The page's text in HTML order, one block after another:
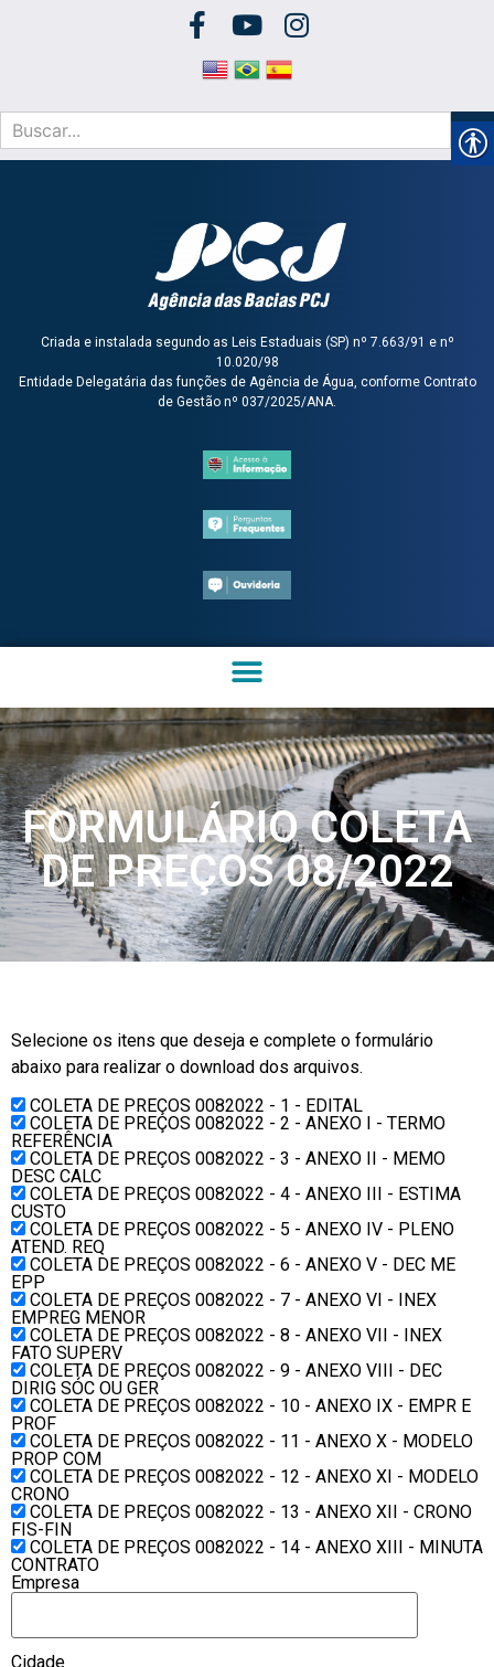
Criada e instalada segundo as Leis Estaduais (SP) nº 7.663/91 e nº
10.020/98
Entidade Delegatária das funções de Agência de Água, conforme Contrato
de Gestão nº 037/2025/ANA.
FORMULÁRIO COLETA
DE PREÇOS 08/2022
Selecione os itens que deseja e complete o formulário
abaixo para realizar o download dos arquivos.
COLETA DE PREÇOS 0082022 - 1 - EDITAL
COLETA DE PREÇOS 0082022 - 2 - ANEXO I - TERMO
REFERÊNCIA
COLETA DE PREÇOS 0082022 - 3 - ANEXO II - MEMO
DESC CALC
COLETA DE PREÇOS 0082022 - 4 - ANEXO III - ESTIMA
CUSTO
COLETA DE PREÇOS 0082022 - 5 - ANEXO IV - PLENO
ATEND. REQ
COLETA DE PREÇOS 0082022 - 6 - ANEXO V - DEC ME
EPP
COLETA DE PREÇOS 0082022 - 7 - ANEXO VI - INEX
EMPREG MENOR
COLETA DE PREÇOS 0082022 - 8 - ANEXO VII - INEX
FATO SUPERV
COLETA DE PREÇOS 0082022 - 9 - ANEXO VIII - DEC
DIRIG SÓC OU GER
COLETA DE PREÇOS 0082022 - 10 - ANEXO IX - EMPR E
PROF
COLETA DE PREÇOS 0082022 - 11 - ANEXO X - MODELO
PROP COM
COLETA DE PREÇOS 0082022 - 12 - ANEXO XI - MODELO
CRONO
COLETA DE PREÇOS 0082022 - 13 - ANEXO XII - CRONO
FIS-FIN
COLETA DE PREÇOS 0082022 - 14 - ANEXO XIII - MINUTA
CONTRATO
Empresa
Cidade